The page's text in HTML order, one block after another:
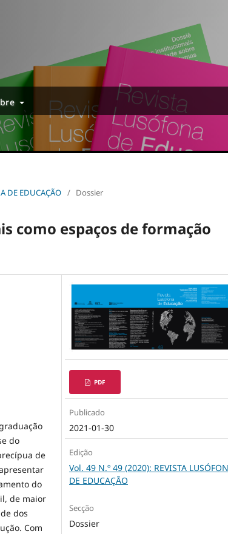
DE EDUCAÇÃO / Dossier
como espaços de formação
do
de
do
de maior
dos
Com
PDF
Publicado
2021-01-30
Edição
Vol. 49 N.º 49 (2020): REVISTA
DE EDUCAÇÃO
Secção
Dossier